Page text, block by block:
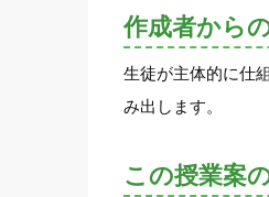
作成者から
生徒が主体的に仕
み出します。
この授業案